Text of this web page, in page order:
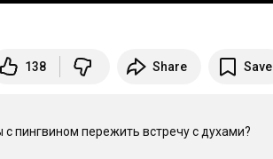
138 Share Save
пингвином пережить встречу с духами?